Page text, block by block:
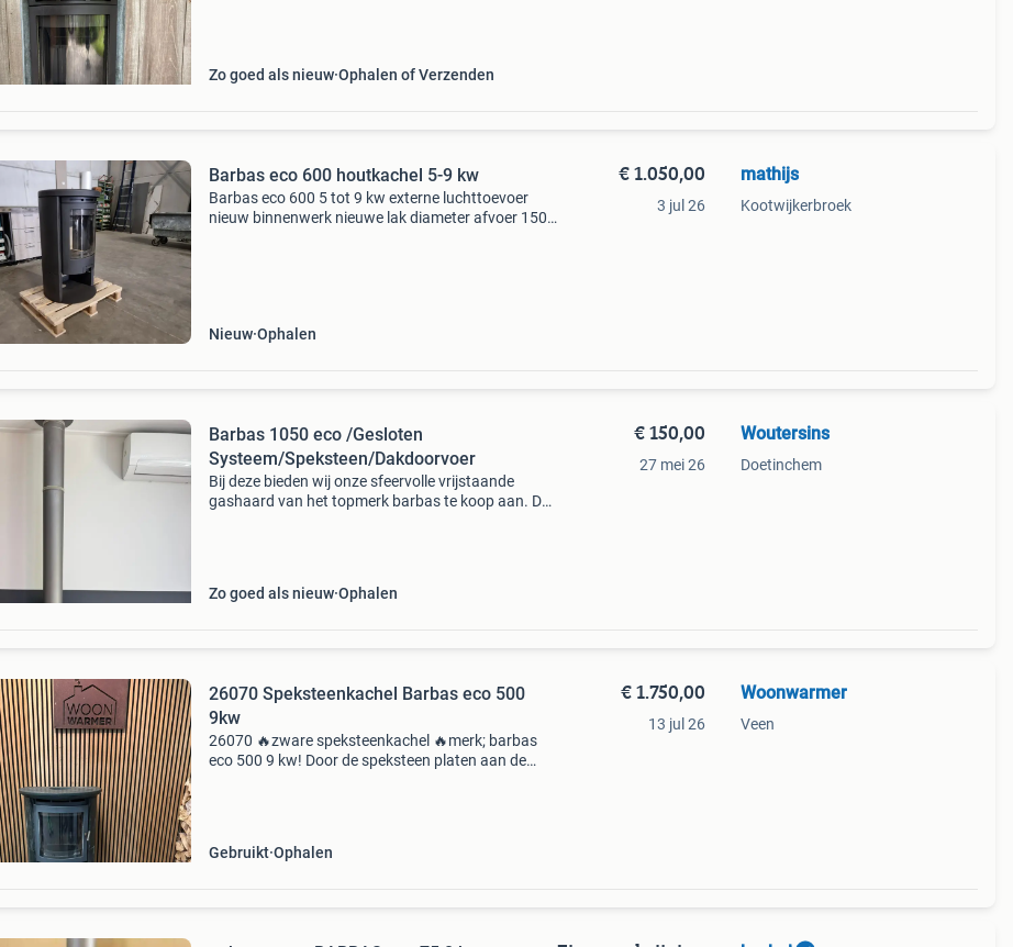
Zo goed als nieuw Ophalen of Verzenden
Barbas eco 600 houtkachel 5-9 kw
Barbas eco 600 5 tot 9 kw externe luchttoevoer
nieuw binnenwerk nieuwe lak diameter afvoer 150
Nieuw Ophalen
€ 1.050,00
3 jul 26
mathijs
Kootwijkerbroek
Barbas 1050 eco /Gesloten
Systeem/Speksteen/Dakdoorvoer
Bij deze bieden wij onze sfeervolle vrijstaande
gashaard van het topmerk barbas te koop aan. De
Zo goed als nieuw Ophalen
€ 150,00
27 mei 26
Woutersins
Doetinchem
26070 Speksteenkachel Barbas eco 500
9kw
26070 🔥zware speksteenkachel 🔥merk; barbas
eco 500 9 kw! Door de speksteen platen aan de
Gebruikt Ophalen
€ 1.750,00
13 jul 26
Woonwarmer
Veen